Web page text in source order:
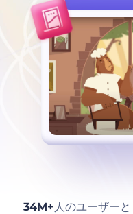
34M+人のユーザーと